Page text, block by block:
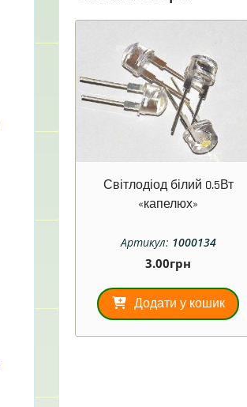
Світлодіод білий 0.5Вт
«капелюх»
Артикул: 1000134
3.00грн
Додати у кошик